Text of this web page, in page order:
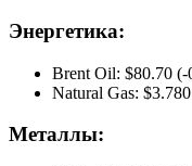
Энергетика:
Brent Oil: $80.70 (-
Natural Gas:
Металлы: